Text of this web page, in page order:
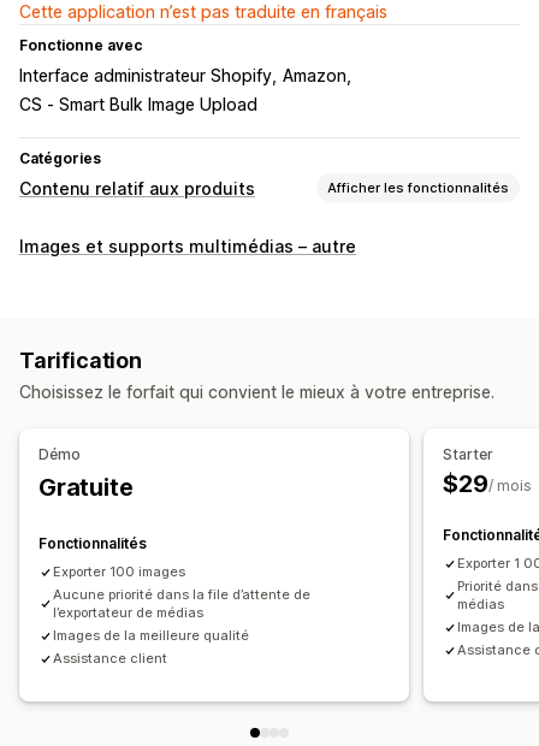
Cette application n’est pas traduite en français
Fonctionne avec
Interface administrateur Shopify Amazon
CS ‑ Smart Bulk Image Upload
Catégories
Contenu relatif aux produits Afficher les fonctionnalités
Types de contenus
Création de contenu
Importation et exportation
Images et supports multimédias – autre
Tarification
Choisissez le forfait qui convient le mieux à votre entreprise.
Démo
Gratuite
Fonctionnalités
Exporter 100 images
Aucune priorité dans la file d’attente de
l’exportateur de médias
Images de la meilleure qualité
Assistance client
Starter
$29/ mois
Exporter 1
Priorité
médias
Images de
Assistance